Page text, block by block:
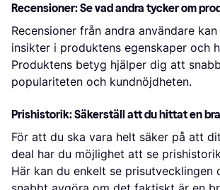
Recensioner: Se vad andra tycker om
Recensioner från andra användare
insikter i produktens egenskaper och
Produktens betyg hjälper dig att
populariteten och kundnöjdheten.
Prishistorik: Säkerställ att du hittat en
För att du ska vara helt säker på att
deal har du möjlighet att se
Här kan du enkelt se prisutvecklingen